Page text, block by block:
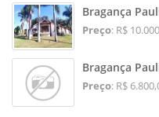
Bragança
Preço: R$
Bragança
Preço: R$